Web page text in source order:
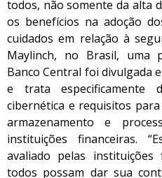
todos, não somente da alta
os benefícios na adoção
cuidados em relação à
Maylinch, no Brasil, uma
Banco Central foi divulgada
e trata especificamente
cibernética e requisitos
armazenamento e
instituições financeiras.
avaliado pelas
todos possam dar sua